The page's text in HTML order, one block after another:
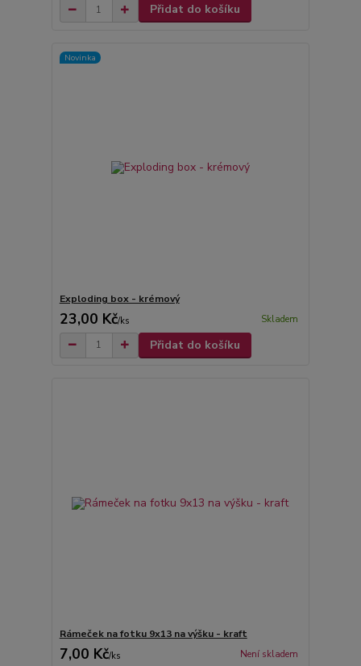
Přidat do košíku
Novinka
Exploding box - krémový
23,00 Kč/ks Skladem
Přidat do košíku
Rámeček na fotku 9x13 na výšku - kraft
7,00 Kč/ks Není skladem